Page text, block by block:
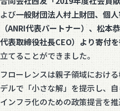
よび一般財団法人村上財団、個
（ANRI代表パートナー）、松
代表取締役社長CEO）より寄付を
立てることができました。
フローレンスは親子領域におけ
デルで「小さな解」を提示し、
インフラ化のための政策提言を